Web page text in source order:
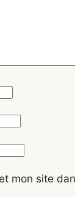
mon site